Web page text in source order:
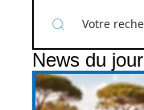
News du jour